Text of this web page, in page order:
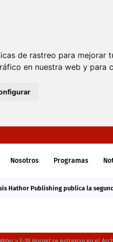
de rastreo para mejorar
en nuestra web y para
Nosotros Programas
Hathor Publishing publica la